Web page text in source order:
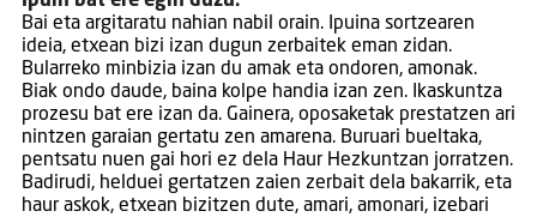
Bai eta argitaratu nahian nabil orain. Ipuina sortzearen
ideia, etxean bizi izan dugun zerbaitek eman zidan.
Bularreko minbizia izan du amak eta ondoren, amonak.
Biak ondo daude, baina kolpe handia izan zen. Ikaskuntza
prozesu bat ere izan da. Gainera, oposaketak prestatzen ari
nintzen garaian gertatu zen amarena. Buruari bueltaka,
pentsatu nuen gai hori ez dela Haur Hezkuntzan jorratzen.
Badirudi, helduei gertatzen zaien zerbait dela bakarrik, eta
haur askok, etxean bizitzen dute, amari, amonari, izebari